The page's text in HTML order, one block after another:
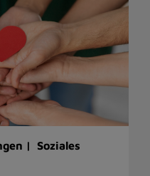
| Soziales